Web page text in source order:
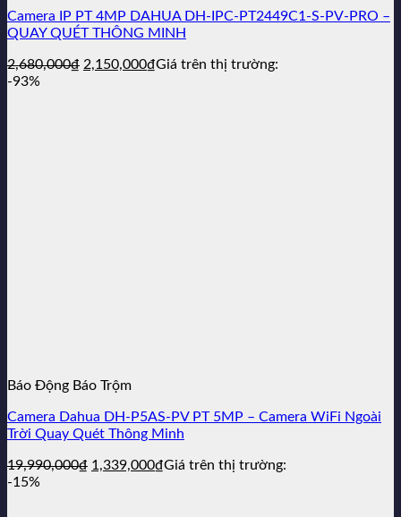
Camera IP PT 4MP DAHUA DH-IPC-PT2449C1-S-PV-PRO –
QUAY QUÉT THÔNG MINH
2,680,000₫ Giá
2,150,000₫Giá
Giá trên thị trường:
-93%
Báo Động Báo Trộm
Camera Dahua DH-P5AS-PV PT 5MP – Camera WiFi Ngoài
Trời Quay Quét Thông Minh
19,990,000₫ Giá
1,339,000₫Giá
Giá trên thị trường:
-15%